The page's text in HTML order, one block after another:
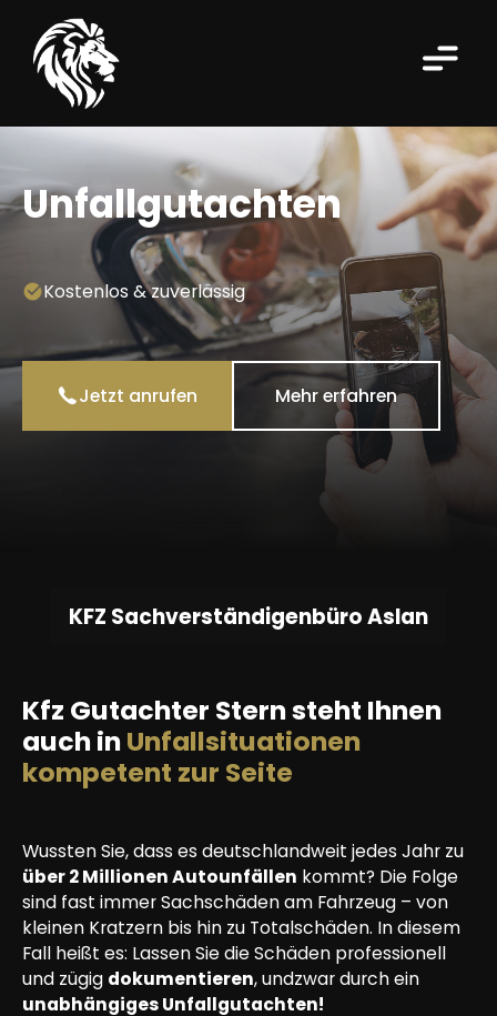
Unfallgutachten
Kostenlos & zuverlässig
Jetzt anrufen Mehr erfahren
KFZ Sachverständigenbüro Aslan
Kfz Gutachter Stern steht Ihnen
auch inUnfallsituationen
kompetent zur Seite
Wussten Sie, dass es deutschlandweit jedes Jahr zu
über 2 Millionen Autounfällen kommt? Die Folge
sind fast immer Sachschäden am Fahrzeug – von
kleinen Kratzern bis hin zu Totalschäden. In diesem
Fall heißt es: Lassen Sie die Schäden professionell
und zügig dokumentieren, undzwar durch ein
unabhängiges Unfallgutachten!